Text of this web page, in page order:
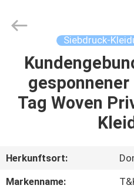
HAUS
PRODUKTE
UNS
Accessories
Co.,Ltd.
Siebdruck-
Tag Woven
Herkunftsort:
Markenname: